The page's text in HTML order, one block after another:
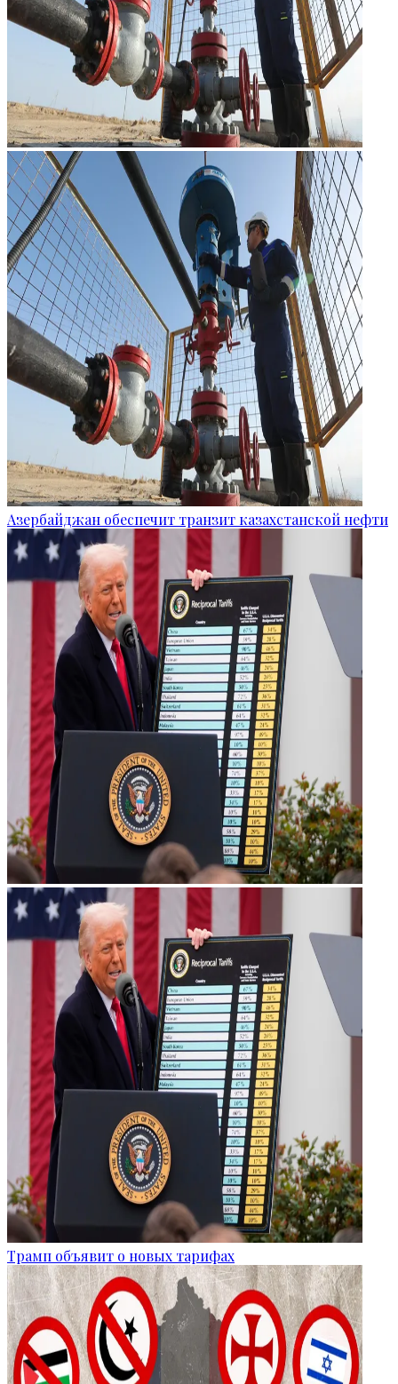
Азербайджан обеспечит транзит казахстанской нефти
Трамп объявит о новых тарифах